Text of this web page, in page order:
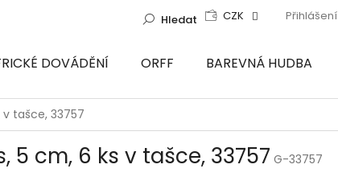
CZK Přihlášení
Hledat
DOVÁDĚNÍ ORFF
BAREVNÁ HUDBA
tašce, 33757
5 cm, 6 ks v tašce, 33757 G-33757